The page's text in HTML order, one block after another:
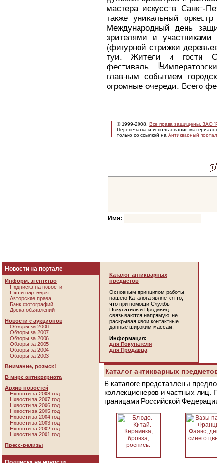
мастера искусств Санкт-
также уникальный
Международный день
зрителями и участниками
(фигурной стрижки
туи. Жители и гости
фестиваль
главным событием
огромные очереди. Всего
© 1999-2008. Все права защищены. ЗАО
Перепечатка и использование
только со ссылкой на Антикварный
Имя:
Новости на портале
Информ. агентство
Подписка на новости
Наши партнеры
Авторские права
Банк фотографий
Доска обьявлений
Новости с аукционов
Обзоры за 2008
Обзоры за 2007
Обзоры за 2006
Обзоры за 2005
Обзоры за 2004
Обзоры за 2003
Внимание, розыск!
В мире антиквариата
Архив новостей
Новости за 2008 год
Новости за 2007 год
Новости за 2006 год
Новости за 2005 год
Новости за 2004 год
Новости за 2003 год
Новости за 2002 год
Новости за 2001 год
Пресс-релизы
Каталог антикварных
предметов
Основным принципом работы
нашего Каталога является то,
что при помощи Службы
Покупатель и Продавец
связываются напрямую, не
раскрывая свои контактные
данные широким массам.
Информация:
для Покупателя
для Продавца
Каталог антикварных
В каталоге представлены
коллекционеров и частных лиц.
границами Российской